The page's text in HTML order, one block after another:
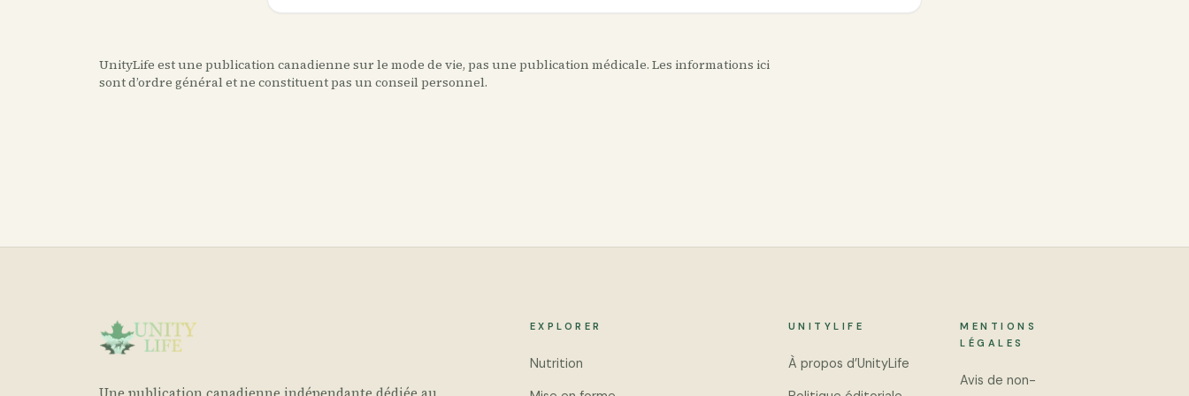
UnityLife est une publication canadienne sur le mode de vie, pas une publication médicale. Les informations ici
sont d’ordre général et ne constituent pas un conseil personnel.
EXPLORER
Nutrition
UNITYLIFE
À propos d’UnityLife
MENTIONS
LÉGALES
Avis de non-